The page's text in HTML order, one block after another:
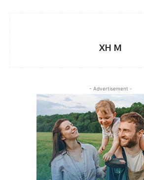
XH M
- Advertisement -